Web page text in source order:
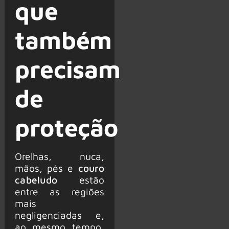
que
também
precisam
de
proteção
Orelhas, nuca,
mãos, pés e couro
cabeludo estão
entre as regiões
mais
negligenciadas e,
ao mesmo tempo,